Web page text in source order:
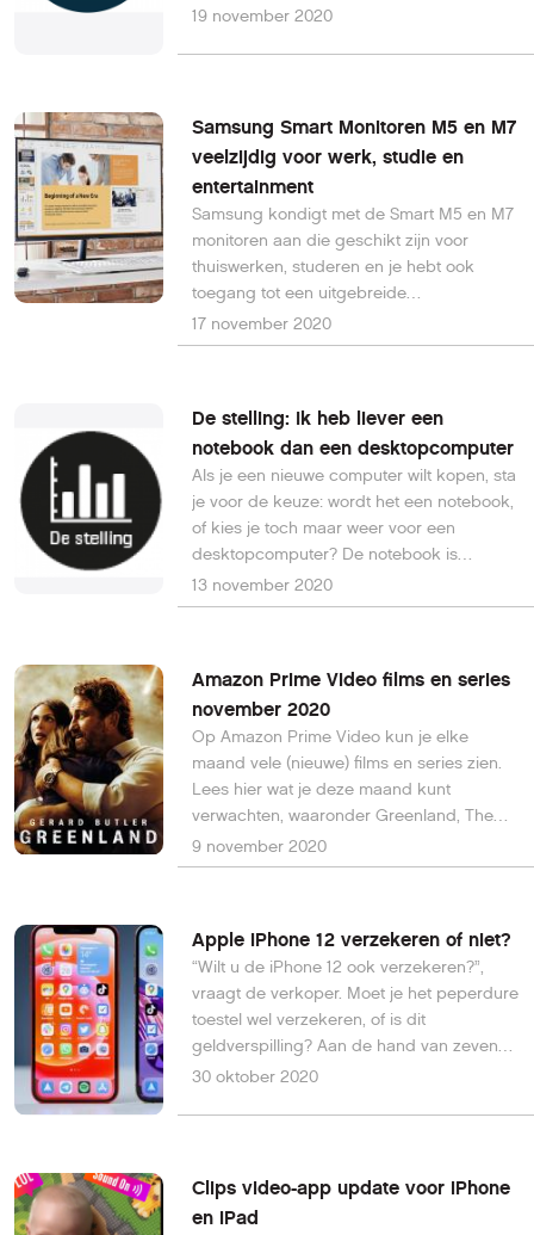
een rij.
19 november 2020
Samsung Smart Monitoren M5 en M7
veelzijdig voor werk, studie en
entertainment
Samsung kondigt met de Smart M5 en M7
monitoren aan die geschikt zijn voor
thuiswerken, studeren en je hebt ook
toegang tot een uitgebreide
entertainment-hub vergelijkbaar met
Samsungs ingebouwde Smart TV-platform.
17 november 2020
De stelling: Ik heb liever een
notebook dan een desktopcomputer
Als je een nieuwe computer wilt kopen, sta
je voor de keuze: wordt het een notebook,
of kies je toch maar weer voor een
desktopcomputer? De notebook is
langzaam maar zeker de norm geworden,
maar toch zijn er nog mensen die goede
bouwen.
13 november 2020
Amazon Prime Video films en series
november 2020
Op Amazon Prime Video kun je elke
maand vele (nieuwe) films en series zien.
Lees hier wat je deze maand kunt
verwachten, waaronder Greenland, The
Pack, de eerste 4 seizoenen van
Wallander en 7 seizoenen van Mad Men.
9 november 2020
Apple iPhone 12 verzekeren of niet?
“Wilt u de iPhone 12 ook verzekeren?”,
vraagt de verkoper. Moet je het peperdure
toestel wel verzekeren, of is dit
geldverspilling? Aan de hand van zeven
argumenten praten we je bij over de
30 oktober 2020
Clips video-app update voor iPhone
en iPad